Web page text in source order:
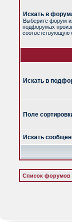
Искать в
Выберите форум
подфорумах
соответствующую
Искать в
Поле
Искать
Список форумов